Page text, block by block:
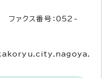
ァクス番号：052-